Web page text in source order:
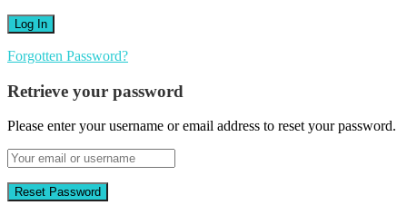
Forgotten Password?
Retrieve your password
Please enter your username or email address to reset your password.